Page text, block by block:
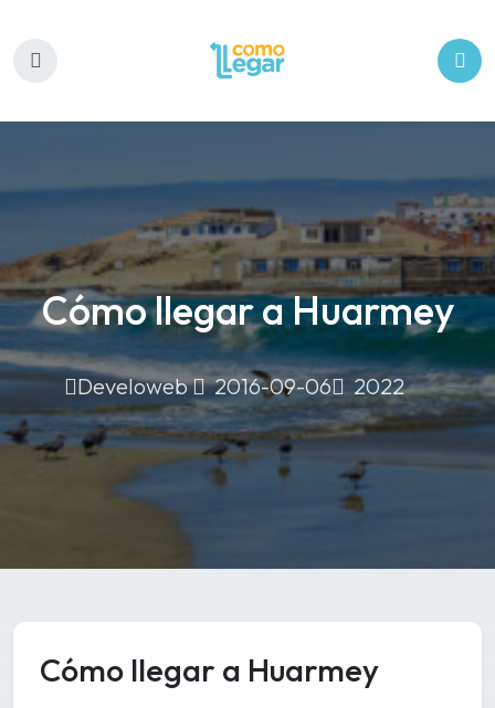
Cómo llegar a Huarmey
Develoweb 2016-09-06 2022
Cómo llegar a Huarmey